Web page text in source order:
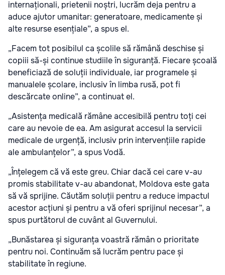
internaționali, prietenii noștri, lucrăm deja pentru a
aduce ajutor umanitar: generatoare, medicamente și
alte resurse esențiale”, a spus el.
„Facem tot posibilul ca școlile să rămână deschise și
copiii să-și continue studiile în siguranță. Fiecare școală
beneficiază de soluții individuale, iar programele și
manualele școlare, inclusiv în limba rusă, pot fi
descărcate online”, a continuat el.
„Asistența medicală rămâne accesibilă pentru toți cei
care au nevoie de ea. Am asigurat accesul la servicii
medicale de urgență, inclusiv prin intervențiile rapide
ale ambulanțelor”, a spus Vodă.
„Înțelegem că vă este greu. Chiar dacă cei care v-au
promis stabilitate v-au abandonat, Moldova este gata
să vă sprijine. Căutăm soluții pentru a reduce impactul
acestor acțiuni și pentru a vă oferi sprijinul necesar”, a
spus purtătorul de cuvânt al Guvernului.
„Bunăstarea și siguranța voastră rămân o prioritate
pentru noi. Continuăm să lucrăm pentru pace și
stabilitate în regiune.